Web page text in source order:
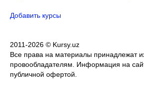
Добавить курсы
2011-2026 © Kursy.uz
Все права на материалы принадлежат
провообладателям. Информация на
публичной офертой.